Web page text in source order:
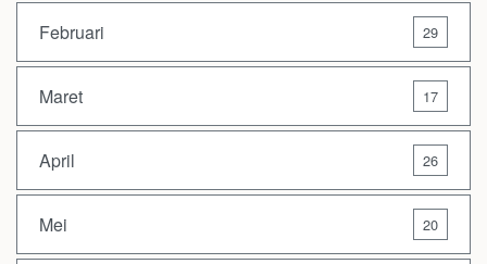
Februari 29
Maret 17
April 26
Mei 20